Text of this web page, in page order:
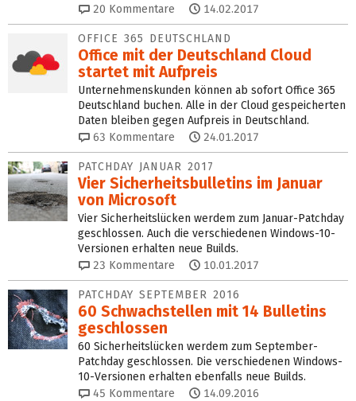
20 Kommentare 14.02.2017
OFFICE 365 DEUTSCHLAND
Office mit der Deutschland Cloud
startet mit Aufpreis
Unternehmenskunden können ab sofort Office 365
Deutschland buchen. Alle in der Cloud gespeicherten
Daten bleiben gegen Aufpreis in Deutschland.
63 Kommentare 24.01.2017
PATCHDAY JANUAR 2017
Vier Sicherheitsbulletins im Januar
von Microsoft
Vier Sicherheitslücken werdem zum Januar-Patchday
geschlossen. Auch die verschiedenen Windows-10-
Versionen erhalten neue Builds.
23 Kommentare 10.01.2017
PATCHDAY SEPTEMBER 2016
60 Schwachstellen mit 14 Bulletins
geschlossen
60 Sicherheitslücken werdem zum September-
Patchday geschlossen. Die verschiedenen Windows-
10-Versionen erhalten ebenfalls neue Builds.
45 Kommentare 14.09.2016